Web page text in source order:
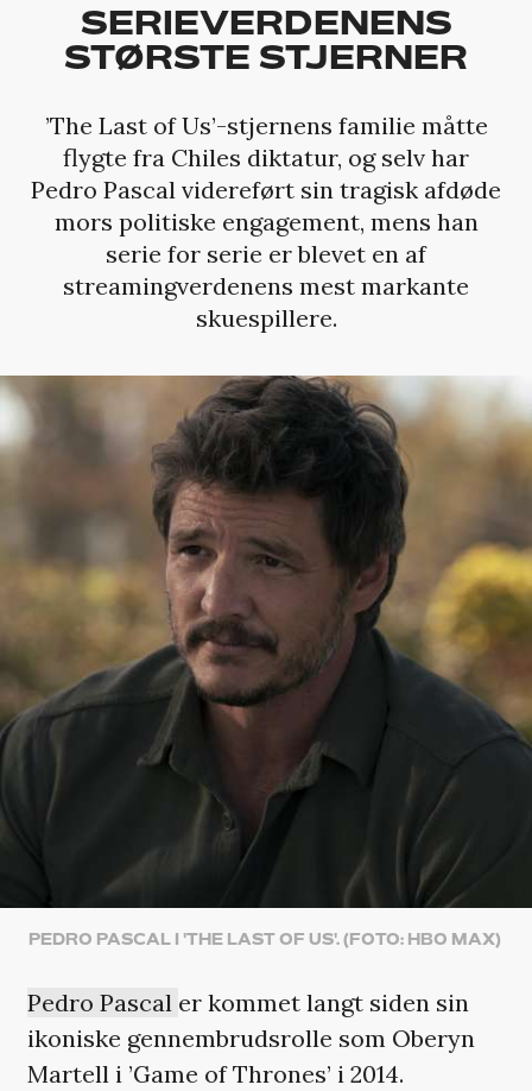
SERIEVERDENENS
STØRSTE STJERNER
’The Last of Us’-stjernens familie måtte
flygte fra Chiles diktatur, og selv har
Pedro Pascal videreført sin tragisk afdøde
mors politiske engagement, mens han
serie for serie er blevet en af
streamingverdenens mest markante
skuespillere.
PEDRO PASCAL I 'THE LAST OF US'. (FOTO: HBO MAX)
Pedro Pascal er kommet langt siden sin
ikoniske gennembrudsrolle som Oberyn
Martell i ’Game of Thrones’ i 2014.